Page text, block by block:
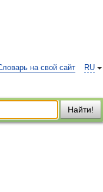
RU
на свой сайт
Найти!